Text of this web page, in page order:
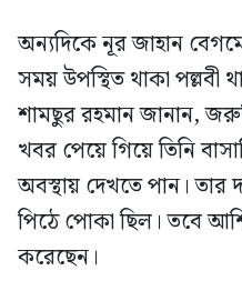
অন্যদিকে নূর জাহান
সময় উপস্থিত থাকা
শামছুর রহমান জানান,
খবর পেয়ে গিয়ে তিনি
অবস্থায় দেখতে পান। তার
পিঠে পোকা ছিল। তবে
করেছেন।